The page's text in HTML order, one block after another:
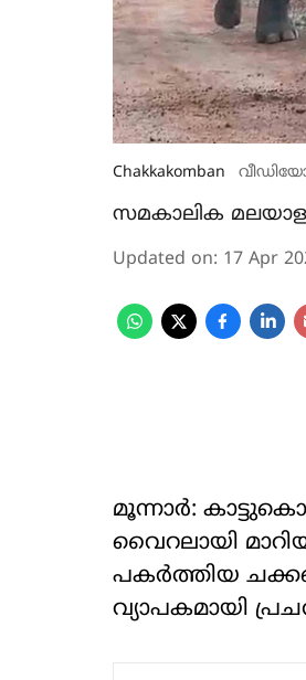
Chakkakomban
സമകാലിക
Updated on: 17 Apr
മൂന്നാർ:
വൈറലായി
പകർത്തിയ
വ്യാപകമായി